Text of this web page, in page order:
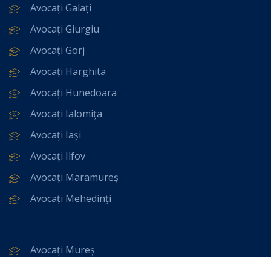
Avocați Galați
Avocați Giurgiu
Avocați Gorj
Avocați Harghita
Avocați Hunedoara
Avocați Ialomița
Avocați Iași
Avocați Ilfov
Avocați Maramureș
Avocați Mehedinți
Avocați Mureș